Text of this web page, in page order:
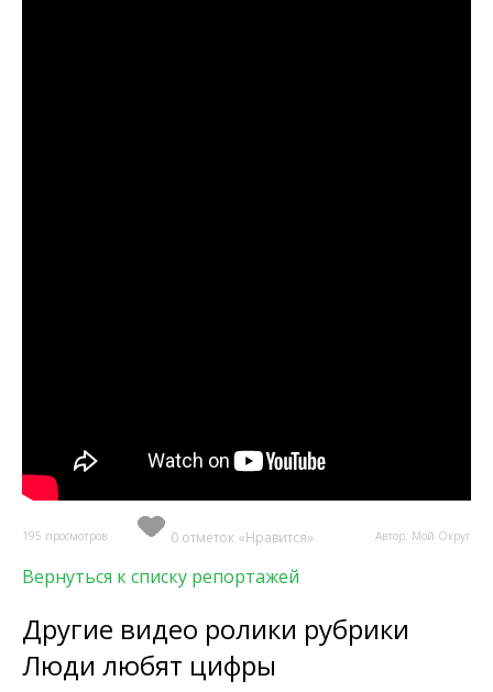
195 просмотров 0 отметок «Нравится» Автор: Мой Округ
Вернуться к списку репортажей
Другие видео ролики рубрики
Люди любят цифры